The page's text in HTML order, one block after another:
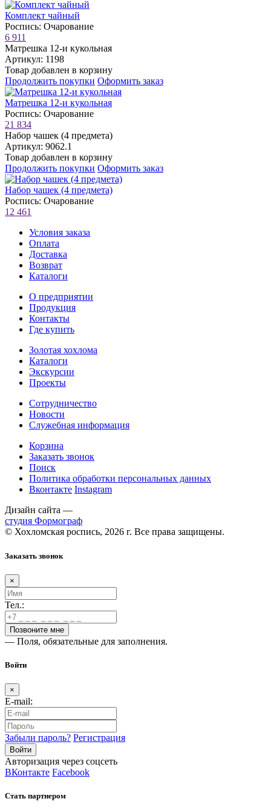
Комплект чайный
Роспись: Очарование
6 911
Матрешка 12-и кукольная
Артикул: 1198
Товар добавлен в корзину
Продолжить покупки Оформить заказ
Матрешка 12-и кукольная
Роспись: Очарование
21 834
Набор чашек (4 предмета)
Артикул: 9062.1
Товар добавлен в корзину
Продолжить покупки Оформить заказ
Набор чашек (4 предмета)
Роспись: Очарование
12 461
Условия заказа
Оплата
Доставка
Возврат
Каталоги
О предприятии
Продукция
Контакты
Где купить
Золотая хохлома
Каталоги
Экскурсии
Проекты
Сотрудничество
Новости
Служебная информация
Корзина
Заказать звонок
Поиск
Политика обработки персональных данных
Вконтакте Instagram
Дизайн сайта —
студия Формограф
© Хохломская роспись, 2026 г. Все права защищены.
Заказать звонок
×
Тел.:
— Поля, обязательные для заполнения.
Войти
×
E-mail:
Забыли пароль? Регистрация
Авторизация через соцсеть
ВКонтакте Facebook
Стать партнером